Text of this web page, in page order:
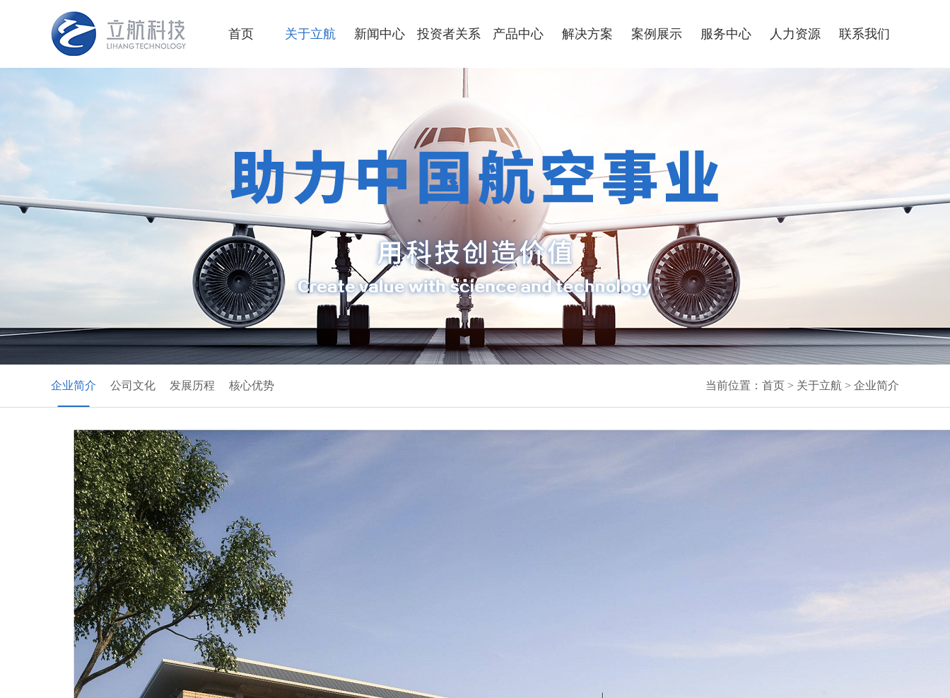
首页 关于立航 新闻中心 投资者关系
公司行情
公司公告
互动交流
产品中心 解决方案 案例展示 服务中心 人力资源 联系我们
企业简介 公司文化 发展历程 核心优势 当前位置： 首页 > 关于立航 > 企业简介